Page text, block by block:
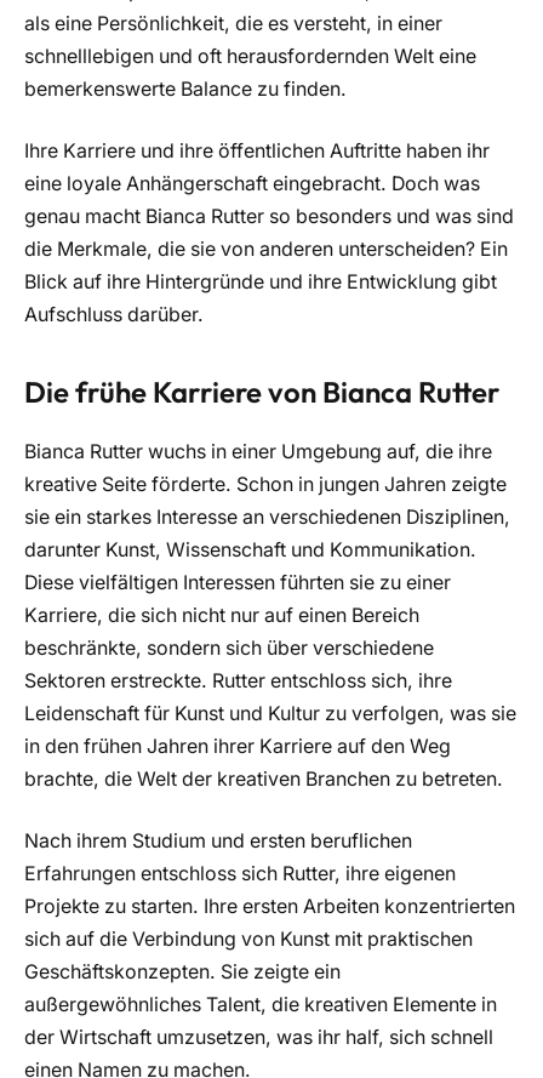
als eine Persönlichkeit, die es versteht, in einer
schnelllebigen und oft herausfordernden Welt eine
bemerkenswerte Balance zu finden.
Ihre Karriere und ihre öffentlichen Auftritte haben ihr
eine loyale Anhängerschaft eingebracht. Doch was
genau macht Bianca Rutter so besonders und was sind
die Merkmale, die sie von anderen unterscheiden? Ein
Blick auf ihre Hintergründe und ihre Entwicklung gibt
Aufschluss darüber.
Die frühe Karriere von Bianca Rutter
Bianca Rutter wuchs in einer Umgebung auf, die ihre
kreative Seite förderte. Schon in jungen Jahren zeigte
sie ein starkes Interesse an verschiedenen Disziplinen,
darunter Kunst, Wissenschaft und Kommunikation.
Diese vielfältigen Interessen führten sie zu einer
Karriere, die sich nicht nur auf einen Bereich
beschränkte, sondern sich über verschiedene
Sektoren erstreckte. Rutter entschloss sich, ihre
Leidenschaft für Kunst und Kultur zu verfolgen, was sie
in den frühen Jahren ihrer Karriere auf den Weg
brachte, die Welt der kreativen Branchen zu betreten.
Nach ihrem Studium und ersten beruflichen
Erfahrungen entschloss sich Rutter, ihre eigenen
Projekte zu starten. Ihre ersten Arbeiten konzentrierten
sich auf die Verbindung von Kunst mit praktischen
Geschäftskonzepten. Sie zeigte ein
außergewöhnliches Talent, die kreativen Elemente in
der Wirtschaft umzusetzen, was ihr half, sich schnell
einen Namen zu machen.